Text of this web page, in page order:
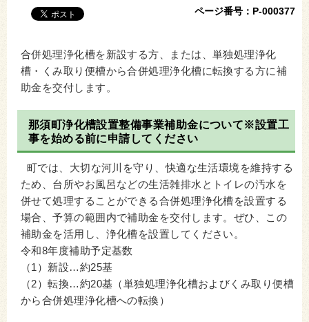
ページ番号：P-000377
合併処理浄化槽を新設する方、または、単独処理浄化
槽・くみ取り便槽から合併処理浄化槽に転換する方に補
助金を交付します。
那須町浄化槽設置整備事業補助金について※設置工
事を始める前に申請してください
町では、大切な河川を守り、快適な生活環境を維持する
ため、台所やお風呂などの生活雑排水とトイレの汚水を
併せて処理することができる合併処理浄化槽を設置する
場合、予算の範囲内で補助金を交付します。ぜひ、この
補助金を活用し、浄化槽を設置してください。
令和8年度補助予定基数
（1）新設…約25基
（2）転換…約20基（単独処理浄化槽およびくみ取り便槽
から合併処理浄化槽への転換）